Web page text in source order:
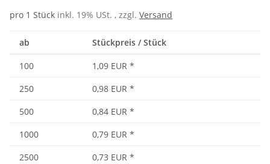
pro 1 Stück inkl. 19% USt. , zzgl. Versand
ab Stückpreis / Stück
100 1,09 EUR *
250
0,98 EUR *
500
0,84 EUR *
1000
0,79 EUR *
2500
0,73 EUR *